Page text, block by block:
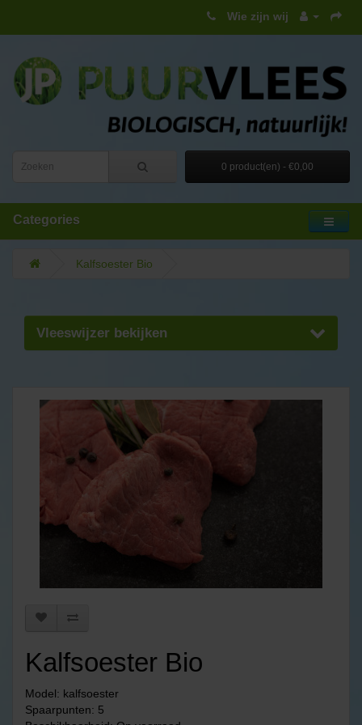
Wie zijn wij
0 product(en) - €0,00
Categories
Kalfsoester Bio
Vleeswijzer bekijken
Kalfsoester Bio
Model: kalfsoester
Spaarpunten: 5